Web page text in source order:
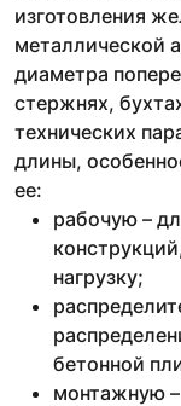
изготовления
металлической
диаметра
стержнях,
технических
длины,
ее:
рабочую –
нагрузку;
бетонной
монтажную